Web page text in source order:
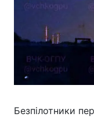
Безпілотники